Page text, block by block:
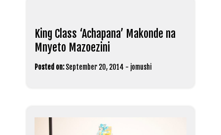
King Class ‘Achapana’ Makonde na
Mnyeto Mazoezini
Posted on: September 20, 2014 - jomushi